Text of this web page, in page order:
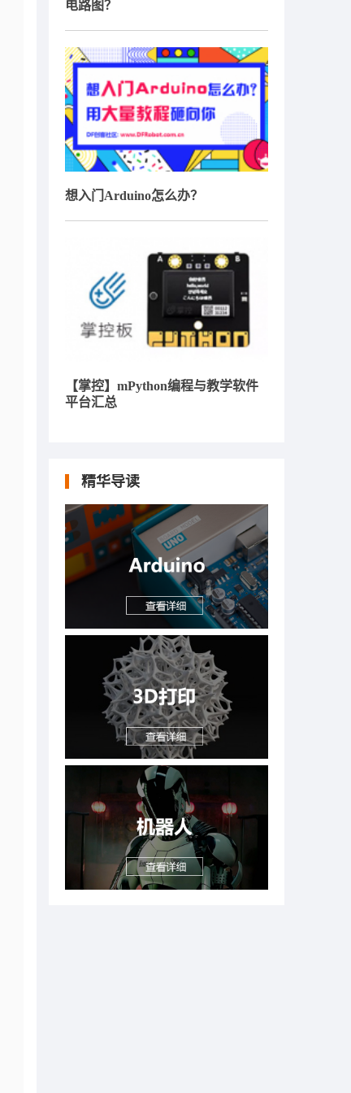
电路图？
想入门Arduino怎么办？
【掌控】mPython编程与教学软件
平台汇总
精华导读